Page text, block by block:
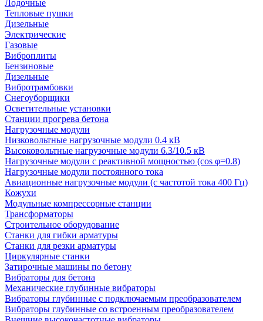
Лодочные
Тепловые пушки
Дизельные
Электрические
Газовые
Виброплиты
Бензиновые
Дизельные
Вибротрамбовки
Снегоуборщики
Осветительные установки
Станции прогрева бетона
Нагрузочные модули
Низковольтные нагрузочные модули 0.4 кВ
Высоковольтные нагрузочные модули 6.3/10.5 кВ
Нагрузочные модули с реактивной мощностью (cos φ=0.8)
Нагрузочные модули постоянного тока
Авиационные нагрузочные модули (с частотой тока 400 Гц)
Кожухи
Модульные компрессорные станции
Трансформаторы
Строительное оборудование
Станки для гибки арматуры
Станки для резки арматуры
Циркулярные станки
Затирочные машины по бетону
Вибраторы для бетона
Механические глубинные вибраторы
Вибраторы глубинные с подключаемым преобразователем
Вибраторы глубинные со встроенным преобразователем